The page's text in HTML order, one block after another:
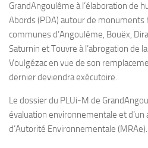
GrandAngoulême à l’élaboration de
Abords (PDA) autour de monuments
communes d’Angoulême, Bouëx,
Saturnin et Touvre à l’abrogation de
Voulgézac en vue de son
dernier deviendra exécutoire.
Le dossier du PLUi-M de
évaluation environnementale et d’un
d’Autorité Environnementale (MRAe).